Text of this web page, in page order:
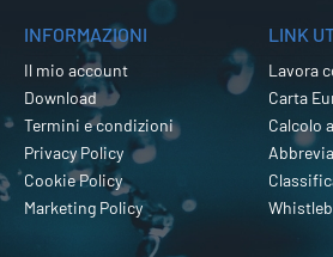
INFORMAZIONI
Il mio account
Download
Termini e condizioni
Privacy Policy
Cookie Policy
Marketing Policy
LINK
Lavora
Carta
Calcolo